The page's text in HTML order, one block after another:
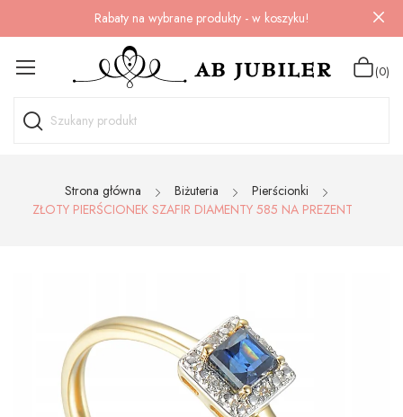
Rabaty na wybrane produkty - w koszyku!
(0)
Strona główna Biżuteria
Pierścionki
ZŁOTY PIERŚCIONEK SZAFIR DIAMENTY 585 NA PREZENT